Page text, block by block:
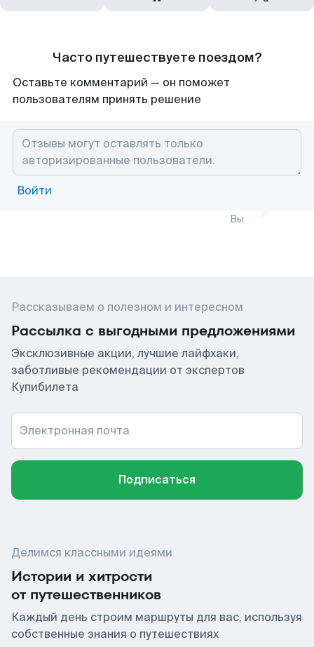
Часто путешествуете поездом?
Оставьте комментарий — он поможет
пользователям принять решение
Войти
Вы
Рассказываем о полезном и интересном
Рассылка с выгодными предложениями
Эксклюзивные акции, лучшие лайфхаки,
заботливые рекомендации от экспертов
Купибилета
Электронная почта
Подписаться
Делимся классными идеями
Истории и хитрости
от путешественников
Каждый день строим маршруты для вас, используя
собственные знания о путешествиях